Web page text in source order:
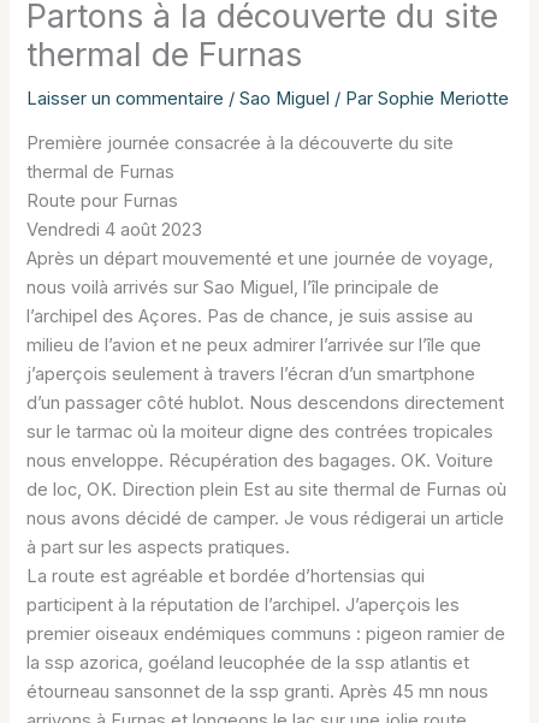
Partons à la découverte du site
thermal de Furnas
Laisser un commentaire /Sao Miguel / ParSophie Meriotte
Première journée consacrée à la découverte du site
thermal de Furnas
Route pour Furnas
Vendredi 4 août 2023
Après un départ mouvementé et une journée de voyage,
nous voilà arrivés sur Sao Miguel, l’île principale de
l’archipel des Açores. Pas de chance, je suis assise au
milieu de l’avion et ne peux admirer l’arrivée sur l’île que
j’aperçois seulement à travers l’écran d’un smartphone
d’un passager côté hublot. Nous descendons directement
sur le tarmac où la moiteur digne des contrées tropicales
nous enveloppe. Récupération des bagages. OK. Voiture
de loc, OK. Direction plein Est au site thermal de Furnas où
nous avons décidé de camper. Je vous rédigerai un article
à part sur les aspects pratiques.
La route est agréable et bordée d’hortensias qui
participent à la réputation de l’archipel. J’aperçois les
premier oiseaux endémiques communs : pigeon ramier de
la ssp azorica, goéland leucophée de la ssp atlantis et
étourneau sansonnet de la ssp granti. Après 45 mn nous